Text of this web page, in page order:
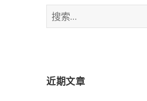
搜
索：
近期文章